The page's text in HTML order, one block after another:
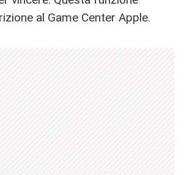
al Game Center Apple.